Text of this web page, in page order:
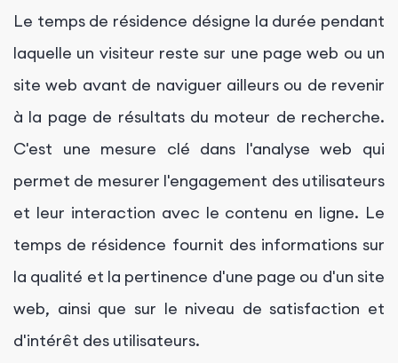
Le temps de résidence désigne la durée pendant
laquelle un visiteur reste sur une page web ou un
site web avant de naviguer ailleurs ou de revenir
à la page de résultats du moteur de recherche.
C'est une mesure clé dans l'analyse web qui
permet de mesurer l'engagement des utilisateurs
et leur interaction avec le contenu en ligne. Le
temps de résidence fournit des informations sur
la qualité et la pertinence d'une page ou d'un site
web, ainsi que sur le niveau de satisfaction et
d'intérêt des utilisateurs.